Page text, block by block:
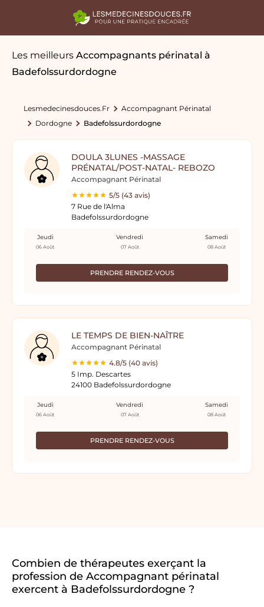
Les meilleurs Accompagnants périnatal à
Badefolssurdordogne
Lesmedecinesdouces.fr
Accompagnant Périnatal
Dordogne
Badefolssurdordogne
DOULA 3LUNES -MASSAGE
PRÉNATAL/POST-NATAL- REBOZO
Accompagnant Périnatal
5/5 (43 avis)
7 Rue de l'Alma
Badefolssurdordogne
PRENDRE RENDEZ-VOUS
Jeudi
06 Août
Vendredi
07 Août
Samedi
08 Août
LE TEMPS DE BIEN-NAÎTRE
Accompagnant Périnatal
4.8/5 (40 avis)
5 Imp. Descartes
24100 Badefolssurdordogne
PRENDRE RENDEZ-VOUS
Jeudi
06 Août
Vendredi
07 Août
Samedi
08 Août
Combien de thérapeutes exerçant la
profession de Accompagnant périnatal
exercent à Badefolssurdordogne ?